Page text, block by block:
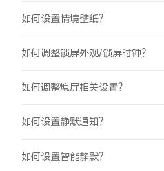
如何设置情境壁纸？
如何调整锁屏外观/锁屏时钟？
如何调整熄屏相关设置？
如何设置静默通知？
如何设置智能静默？